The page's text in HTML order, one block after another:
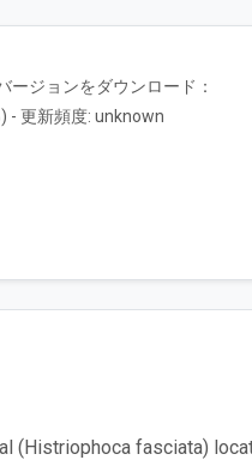
ージョンをダウンロード：
- 更新頻度: unknown
(Histriophoca fasciata)